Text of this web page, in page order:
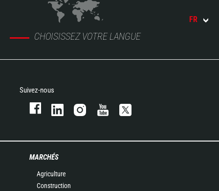
CHOISISSEZ VOTRE LANGUE
FR
Suivez-nous
MARCHÉS
Agriculture
Construction